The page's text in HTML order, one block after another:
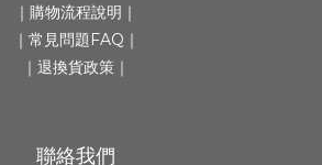
｜ 購物流程說明 ｜
｜ 常見問題FAQ ｜
｜ 退換貨政策 ｜
聯絡我們